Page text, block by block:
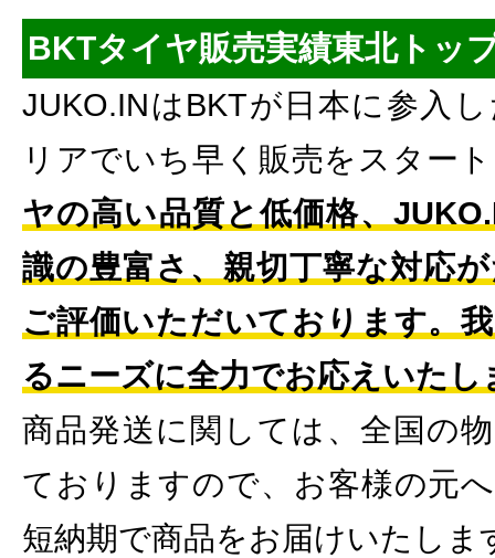
BKTタイヤ販売実績東北トッ
JUKO.INはBKTが日本に参入
リアでいち早く販売をスター
ヤの高い品質と低価格、
識の豊富さ、親切丁寧な対応
ご評価いただいております。
るニーズに全力でお応えいたし
商品発送に関しては、全国の
ておりますので、お客様の元
短納期で商品をお届けいたしま